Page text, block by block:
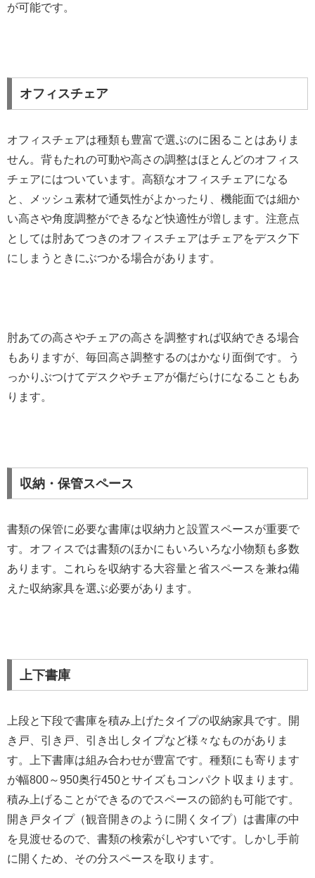
が可能です。
オフィスチェア
オフィスチェアは種類も豊富で選ぶのに困ることはありま
せん。背もたれの可動や高さの調整はほとんどのオフィス
チェアにはついています。高額なオフィスチェアになる
と、メッシュ素材で通気性がよかったり、機能面では細か
い高さや角度調整ができるなど快適性が増します。注意点
としては肘あてつきのオフィスチェアはチェアをデスク下
にしまうときにぶつかる場合があります。
肘あての高さやチェアの高さを調整すれば収納できる場合
もありますが、毎回高さ調整するのはかなり面倒です。う
っかりぶつけてデスクやチェアが傷だらけになることもあ
ります。
収納・保管スペース
書類の保管に必要な書庫は収納力と設置スペースが重要で
す。オフィスでは書類のほかにもいろいろな小物類も多数
あります。これらを収納する大容量と省スペースを兼ね備
えた収納家具を選ぶ必要があります。
上下書庫
上段と下段で書庫を積み上げたタイプの収納家具です。開
き戸、引き戸、引き出しタイプなど様々なものがありま
す。上下書庫は組み合わせが豊富です。種類にも寄ります
が幅800～950奥行450とサイズもコンパクト収まります。
積み上げることができるのでスペースの節約も可能です。
開き戸タイプ（観音開きのように開くタイプ）は書庫の中
を見渡せるので、書類の検索がしやすいです。しかし手前
に開くため、その分スペースを取ります。